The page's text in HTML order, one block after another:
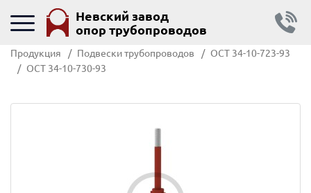
Невский завод
опор трубопроводов
Продукция Подвески трубопроводов
ОСТ 34-10-723-93
ОСТ 34-10-730-93